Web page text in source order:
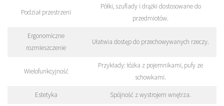
Podział przestrzeni
Półki, szuflady i drążki dostosowane do
przedmiotów.
Ergonomiczne
rozmieszczenie
Ułatwia dostęp do przechowywanych rzeczy.
Wielofunkcyjność
Przykłady: łóżka z pojemnikami, pufy ze
schowkami.
Estetyka Spójność z wystrojem wnętrza.